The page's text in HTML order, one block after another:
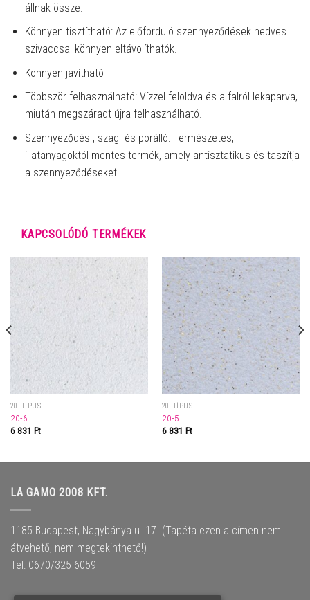
állnak össze.
Könnyen tisztítható: Az előforduló szennyeződések nedves
szivaccsal könnyen eltávolíthatók.
Könnyen javítható
Többször felhasználható: Vízzel feloldva és a falról lekaparva,
miután megszáradt újra felhasználható.
Szennyeződés-, szag- és porálló: Természetes,
illatanyagoktól mentes termék, amely antisztatikus és taszítja
a szennyeződéseket.
KAPCSOLÓDÓ TERMÉKEK
20. TÍPUS
20-6
6 831 Ft
20. TÍPUS
20-5
6 831 Ft
LA GAMO 2008 KFT.
1185 Budapest, Nagybánya u. 17. (Tapéta ezen a címen nem
átvehető, nem megtekinthető!)
Tel: 0670/325-6059